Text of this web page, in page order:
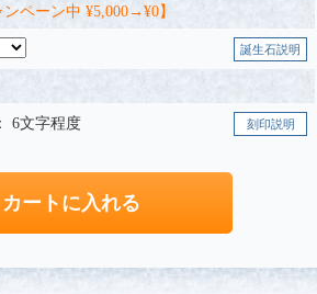
ペーン中 ¥5,000→¥0】
誕生石説明
6文字程度 刻印説明